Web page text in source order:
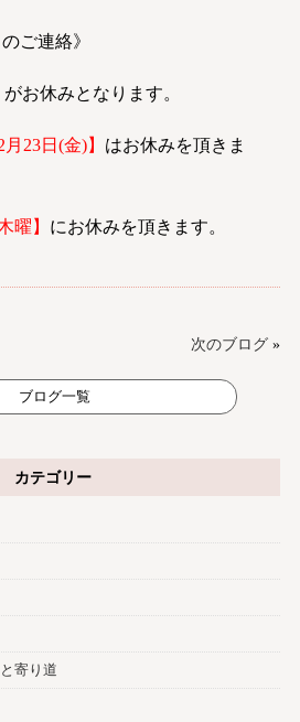
ご連絡》
がお休みとなります。
月23日(金)】 はお休みを頂きま
曜】 にお休みを頂きます。
次のブログ »
ブログ一覧
カテゴリー
寄り道